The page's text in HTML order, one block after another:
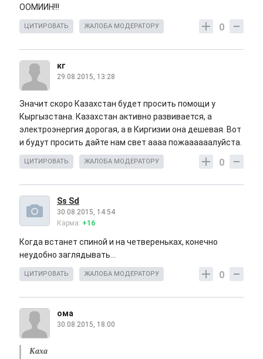
ООМИИН!!!
0
ЦИТИРОВАТЬ ЖАЛОБА МОДЕРАТОРУ
кг
29.08.2015, 13:28
Значит скоро Казахстан будет просить помощи у
Кыргызстана. Казахстан активно развивается, а
электроэнергия дорогая, а в Киргизии она дешевая. Вот
и будут просить дайте нам свет аааа пожаааааалуйста.
0
ЦИТИРОВАТЬ ЖАЛОБА МОДЕРАТОРУ
Ss Sd
30.08.2015, 14:54
Карма: +16
Когда встанет спиной и на четвереньках, конечно
неудобно заглядывать...
0
ЦИТИРОВАТЬ ЖАЛОБА МОДЕРАТОРУ
ома
30.08.2015, 18:00
Каха